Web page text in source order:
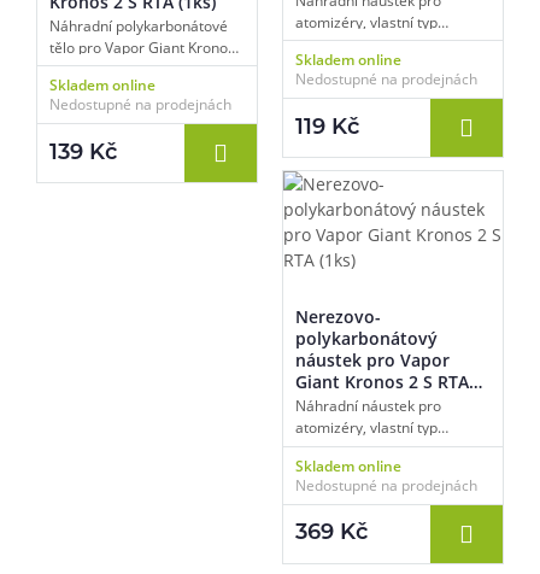
Náhradní polykarbonátové
tělo pro Vapor Giant Kronos
2 S RTA, objem 4 ml,
standardní typ, balení 1 ks.
Skladem online
Nedostupné na prodejnách
139 Kč
atomizéry, vlastní typ
uchycení, pro model Vapor
Giant Kronos 2 S RTA,
materiál polykarbonát,
ks.
Skladem online
Nedostupné na prodejnách
119 Kč
Nerezovo-
polykarbonátový
náustek pro Vapor
Giant Kronos 2 S RTA
(1ks)
Náhradní náustek pro
atomizéry, vlastní typ
uchycení, pro model Vapor
Giant Kronos 2 S RTA,
materiál polykarbonát a
barva, balení 1 ks.
Skladem online
Nedostupné na prodejnách
369 Kč